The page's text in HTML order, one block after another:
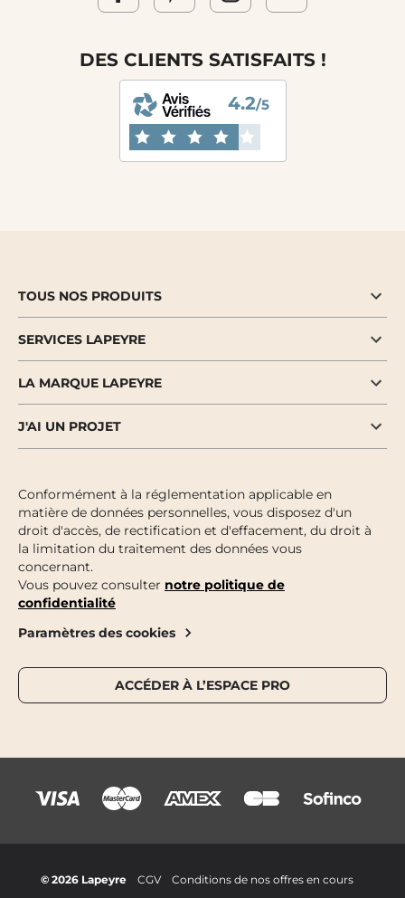
DES CLIENTS SATISFAITS !
4.2/5
TOUS NOS PRODUITS
SERVICES LAPEYRE
LA MARQUE LAPEYRE
J'AI UN PROJET
Conformément à la réglementation applicable en
matière de données personnelles, vous disposez d'un
droit d'accès, de rectification et d'effacement, du droit à
la limitation du traitement des données vous
concernant.
Vous pouvez consulter notre politique de
confidentialité
Paramètres des cookies
ACCÉDER À L’ESPACE PRO
© 2026 Lapeyre CGV Conditions de nos offres en cours